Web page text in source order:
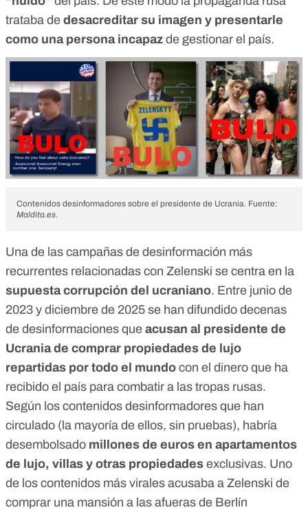
trataba de desacreditar su imagen y presentarle
como una persona incapaz de gestionar el país.
Contenidos desinformadores sobre el presidente de Ucrania. Fuente:
Maldita.es.
Una de las campañas de desinformación más
recurrentes relacionadas con Zelenski se centra en la
supuesta corrupción del ucraniano. Entre junio de
2023 y diciembre de 2025 se han difundido decenas
de desinformaciones que acusan al presidente de
Ucrania de comprar propiedades de lujo
repartidas por todo el mundo con el dinero que ha
recibido el país para combatir a las tropas rusas.
Según los contenidos desinformadores que han
circulado (la mayoría de ellos, sin pruebas), habría
desembolsado millones de euros en apartamentos
de lujo, villas y otras propiedades exclusivas. Uno
de los contenidos más virales acusaba a Zelenski de
comprar una mansión a las afueras de Berlín